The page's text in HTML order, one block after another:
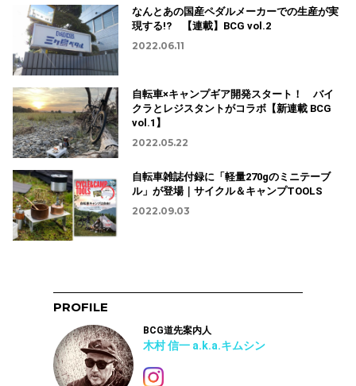
なんとあの国産ペダルメーカーでの生産が実
現する!? 【連載】BCG vol.2
2022.06.11
自転車×キャンプギア開発スタート！ バイ
クラとレジスタントがコラボ【新連載 BCG
vol.1】
2022.05.22
自転車雑誌付録に「軽量270gのミニテーブ
ル」が登場｜サイクル＆キャンプTOOLS
2022.09.03
PROFILE
BCG道先案内人
木村 信一 a.k.a.キムシン